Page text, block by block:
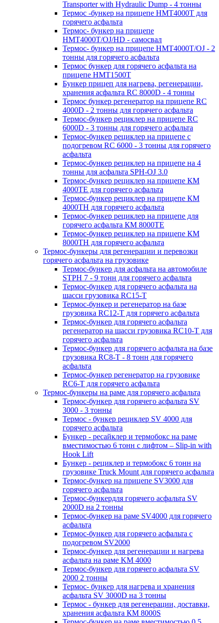
Transporter with Hydraulic Dump - 4 тонны
Термос -бункер на прицепе HMT4000T для
горячего асфальта
Термос- бункер на прицепе
HMT4000T/OJ/HD - самосвал
Термос- бункер на прицепе HMT4000T/OJ - 2
тонны для горячего асфальта
Термос бункер для горячего асфальта на
прицепе HMT1500T
Бункер прицеп для нагрева, регенерации,
хранения асфальта RC 8000D - 4 тонны
Термос бункер регенератор на прицепе RC
4000D - 2 тонны для горячего асфальта
Термос-бункер рециклер на прицепе RC
6000D - 3 тонны для горячего асфальта
Термос-бункер рециклер на прицепе с
подогревом RC 6000 - 3 тонны для горячего
асфальта
Термос-бункер рециклер на прицепе на 4
тонны для асфальта SPH-OJ 3.0
Термос-бункер рециклер на прицепе КМ
4000ТЕ для горячего асфальта
Термос-бункер рециклер на прицепе КМ
4000ТН для горячего асфальта
Термос-бункер рециклер на прицепе для
горячего асфальта КМ 8000ТЕ
Термос-бункер рециклер на прицепе КМ
8000ТH для горячего асфальта
Термос-бункеры для регенерации и перевозки
горячего асфальта на грузовике
Термос-бункер для асфальта на автомобиле
STPH 7 - 9 тонн для горячего асфальта
Термос-бункер для горячего асфальта на
шасси грузовика RC15-T
Термос-бункер и регенератор на базе
грузовика RC12-T для горячего асфальта
Термос-бункер для горячего асфальта
регенератор на шасси грузовика RC10-T для
горячего асфальта
Термос-бункер для горячего асфальта на базе
грузовика RC8-T - 8 тонн для горячего
асфальта
Термос-бункер регенератор на грузовикe
RC6-T для горячего асфальта
Термос-бункеры на раме для горячего асфальта
Термос-бункер для горячего асфальта SV
3000 - 3 тонны
Термос - бункер рециклер SV 4000 для
горячего асфальта
Бункер - ресайклер и термобокс на раме
вместимостью 6 тонн с лифтом – Slip-in with
Hook Lift
Бункер - рециклер и термобокс 6 тонн на
грузовике Truck Mount для горячего асфальта
Термос-бункер на прицепе SV3000 для
горячего асфальта
Термос-бункердля горячего асфальта SV
2000D на 2 тонны
Термос-бункер на раме SV4000 для горячего
асфальта
Термос-бункер для горячего асфальта с
подогревом SV2000
Термос-бункер для регенерации и нагрева
асфальта на раме KM 4000
Термос-бункер для горячего асфальта SV
2000 2 тонны
Термос- бункер для нагрева и хранения
асфальта SV 3000D на 3 тонны
Термос - бункер для регенерации, доставки,
хранения асфальта КМ 8000S